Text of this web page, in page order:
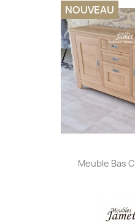
Meuble Bas
NOUVEAU